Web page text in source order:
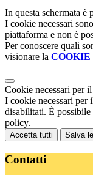
In questa schermata è
I cookie necessari
piattaforma e non è
Per conoscere quali
visionare la
Cookie necessari per
I cookie necessari per
disabilitati. È
policy.
Accetta tutti Salva
Contatti